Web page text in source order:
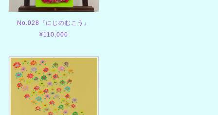
No.028『にじのむこう』
¥110,000